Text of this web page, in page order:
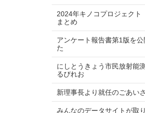
2024年キノコプロジェク
まとめ
アンケート報告書第1版を公
た
にしとうきょう市民放射能
るびれお
新理事長より就任のごあい
みんなのデータサイトが取